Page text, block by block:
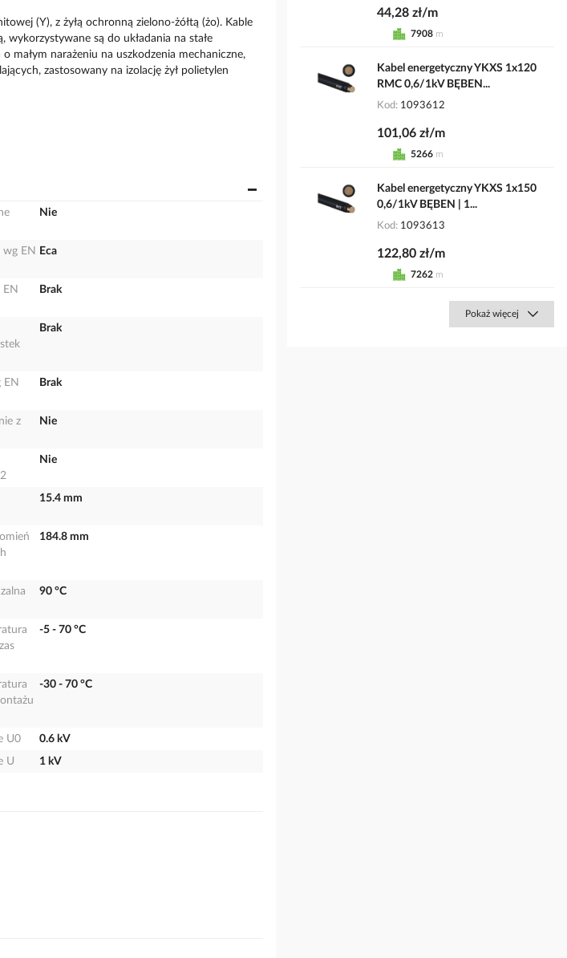
(Y), z żyłą ochronną zielono-żółtą (żo). Kable
są do układania na stałe
małym narażeniu na uszkodzenia mechaniczne,
zastosowany na izolację żył polietylen
Nie
wg EN
Eca
Brak
Brak
EN
Brak
z
Nie
Nie
15.4 mm
184.8 mm
90 °C
-5 - 70 °C
-30 - 70 °C
U0
0.6 kV
U
1 kV
44,28 zł/m
7908 m
Kabel energetyczny YKXS 1x120
RMC 0,6/1kV BĘBEN...
Kod 1093612
101,06 zł/m
5266 m
Kabel energetyczny YKXS 1x150
0,6/1kV BĘBEN | 1...
Kod 1093613
122,80 zł/m
7262 m
Pokaż więcej